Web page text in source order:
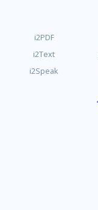
i2PDF
i2Text
i2Speak